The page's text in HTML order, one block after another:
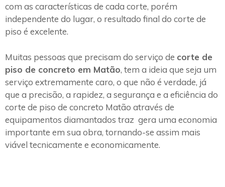
com as características de cada corte, porém
independente do lugar, o resultado final do corte de
piso é excelente.
Muitas pessoas que precisam do serviço de corte de
piso de concreto em Matão, tem a ideia que seja um
serviço extremamente caro, o que não é verdade, já
que a precisão, a rapidez, a segurança e a eficiência do
corte de piso de concreto Matão através de
equipamentos diamantados traz gera uma economia
importante em sua obra, tornando-se assim mais
viável tecnicamente e economicamente.